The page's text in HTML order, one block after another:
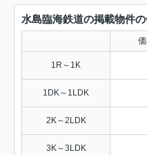
水島臨海鉄道の掲載物件
1R～1K
1DK～1LDK
2K～2LDK
3K～3LDK